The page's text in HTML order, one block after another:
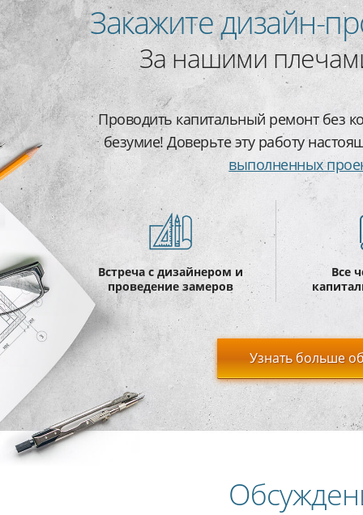
Закажите дизайн-
За нашими
Проводить капитальный ремонт без
безумие! Доверьте эту работу
выполненных
Встреча с дизайнером и
проведение замеров
Все
Узнать больше